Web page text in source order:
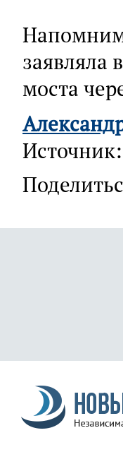
заявляла
моста
Источник: